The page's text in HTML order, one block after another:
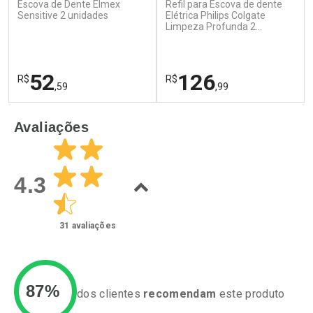
Ativar Desconto Ativar Desconto
Comprar sem Desconto
Escova de Dente Elmex
Sensitive 2 unidades
R$52,59
Laboratório
Por Menos
Refil para Escova de dente
Elétrica Philips Colgate
Limpeza Profunda 2
R$126,99
Avaliações
4.3
31 avaliações
87% dos clientes recomendam este produto